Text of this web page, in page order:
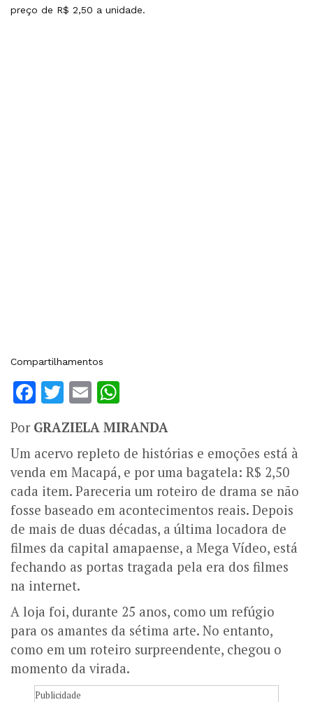
preço de R$ 2,50 a unidade.
Compartilhamentos
Facebook
Twitter
Email
Por GRAZIELA MIRANDA
Um acervo repleto de histórias e emoções está à
venda em Macapá, e por uma bagatela: R$ 2,50
cada item. Pareceria um roteiro de drama se não
fosse baseado em acontecimentos reais. Depois
de mais de duas décadas, a última locadora de
filmes da capital amapaense, a Mega Vídeo, está
fechando as portas tragada pela era dos filmes
na internet.
A loja foi, durante 25 anos, como um refúgio
para os amantes da sétima arte. No entanto,
como em um roteiro surpreendente, chegou o
momento da virada.
Publicidade